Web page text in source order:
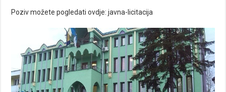
Poziv možete pogledati ovdje:javna-licitacija